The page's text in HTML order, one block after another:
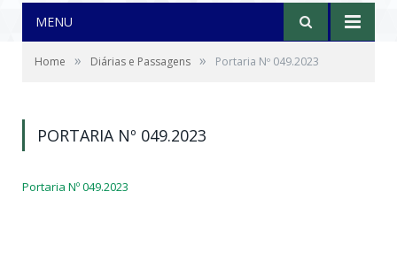
MENU
Home » Diárias e Passagens » Portaria Nº 049.2023
PORTARIA Nº 049.2023
Portaria Nº 049.2023